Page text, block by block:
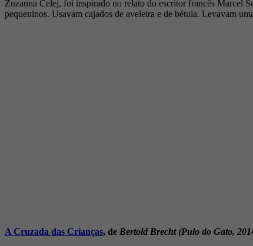
Zuzanna Celej, foi inspirado no relato do escritor francês Marcel
pequeninos. Usavam cajados de aveleira e de bétula. Levavam
A Cruzada das Crianças, de Bertold Brecht (Pulo do Gato,